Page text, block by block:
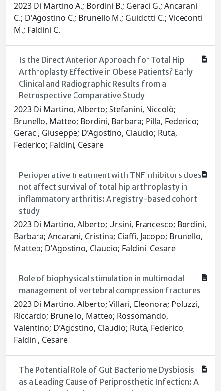
2023 Di Martino A.; Bordini B.; Geraci G.; Ancarani
C.; D'Agostino C.; Brunello M.; Guidotti C.; Viceconti
M.; Faldini C.
Is the Direct Anterior Approach for Total Hip
Arthroplasty Effective in Obese Patients? Early
Clinical and Radiographic Results from a
Retrospective Comparative Study
2023 Di Martino, Alberto; Stefanini, Niccolò;
Brunello, Matteo; Bordini, Barbara; Pilla, Federico;
Geraci, Giuseppe; D’Agostino, Claudio; Ruta,
Federico; Faldini, Cesare
Perioperative treatment with TNF inhibitors does
not affect survival of total hip arthroplasty in
inflammatory arthritis: A registry-based cohort
study
2023 Di Martino, Alberto; Ursini, Francesco; Bordini,
Barbara; Ancarani, Cristina; Ciaffi, Jacopo; Brunello,
Matteo; D'Agostino, Claudio; Faldini, Cesare
Role of biophysical stimulation in multimodal
management of vertebral compression fractures
2023 Di Martino, Alberto; Villari, Eleonora; Poluzzi,
Riccardo; Brunello, Matteo; Rossomando,
Valentino; D’Agostino, Claudio; Ruta, Federico;
Faldini, Cesare
The Potential Role of Gut Bacteriome Dysbiosis
as a Leading Cause of Periprosthetic Infection: A